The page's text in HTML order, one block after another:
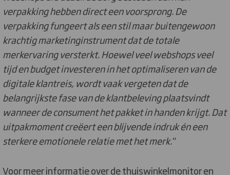
verpakking hebben direct een voorsprong. De
verpakking fungeert als een stil maar buitengewoon
krachtig marketinginstrument dat de totale
merkervaring versterkt. Hoewel veel webshops veel
tijd en budget investeren in het optimaliseren van de
digitale klantreis, wordt vaak vergeten dat de
belangrijkste fase van de klantbeleving plaatsvindt
wanneer de consument het pakket in handen krijgt. Dat
uitpakmoment creëert een blijvende indruk én een
sterkere emotionele relatie met het merk."
Voor meer informatie over de thuiswinkelmonitor en